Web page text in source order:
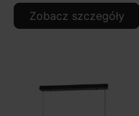
Zobacz szczegóły